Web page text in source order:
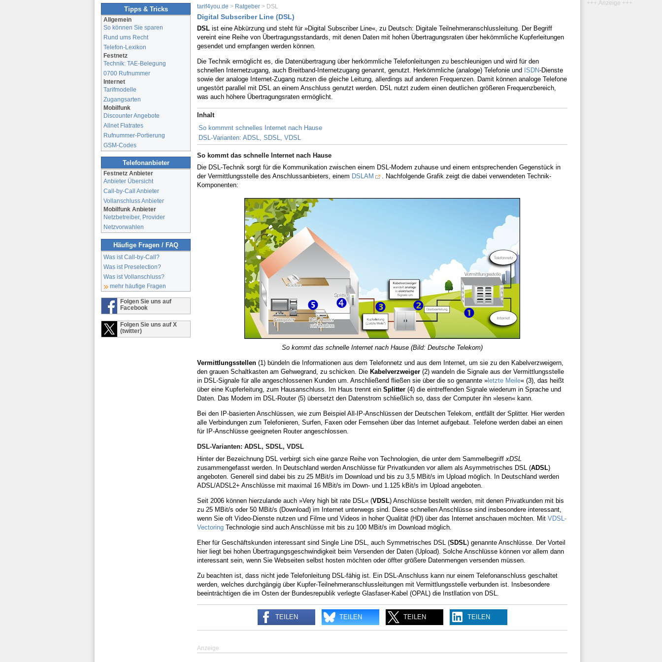
Tipps & Tricks
Allgemein
So können Sie sparen
Rund ums Recht
Telefon-Lexikon
Festnetz
Technik: TAE-Belegung
0700 Rufnummer
Internet
Tarifmodelle
Zugangsarten
Mobilfunk
Discounter Angebote
Allnet Flatrates
Rufnummer-Portierung
GSM-Codes
Telefonanbieter
Festnetz Anbieter
Anbieter Übersicht
Call-by-Call Anbieter
Vollanschluss Anbieter
Mobilfunk Anbieter
Netzbetreiber, Provider
Netzvorwahlen
Häufige Fragen / FAQ
Was ist Call-by-Call?
Was ist Preselection?
Was ist Vollanschluss?
mehr häufige Fragen
Folgen Sie uns auf
Facebook
Folgen Sie uns auf X
(twitter)
tarif4you.de > Ratgeber > DSL
Digital Subscriber Line (DSL)
DSL ist eine Abkürzung und steht für »Digital Subscriber Line«, zu Deutsch: Digitale Teilnehmer­anschlussleitung. Der Begriff
vereint eine Reihe von Übertragungsstandards, mit denen Daten mit hohen Übertragungsraten über hekömmliche Kupferleitungen
gesendet und empfangen werden können.
Die Technik ermöglicht es, die Datenübertragung über herkömmliche Telefonleitungen zu beschleunigen und wird für den
schnellen Internetzugang, auch Breitband-Internetzugang genannt, genutzt. Herkömmliche (analoge) Telefonie und ISDN-Dienste
sowie der analoge Internet-Zugang nutzen die gleiche Leitung, allerdings auf anderen Frequenzen. Damit können analoge Telefone
ungestört parallel mit DSL an einem Anschluss genutzt werden. DSL nutzt zudem einen deutlichen größeren Frequenzbereich,
was auch höhere Übertragungsraten ermöglicht.
Inhalt
So kommmt schnelles Internet nach Hause
DSL-Varianten: ADSL, SDSL, VDSL
So kommt das schnelle Internet nach Hause
Die DSL-Technik sorgt für die Kommunikation zwischen einem DSL-Modem zuhause und einem entsprechenden Gegenstück in
der Vermittlungsstelle des Anschlussanbieters, einem DSLAM
. Nachfolgende Grafik zeigt die dabei verwendeten Technik-
Komponenten:
So kommt das schnelle Internet nach Hause (Bild: Deutsche Telekom)
Vermittlungsstellen (1) bündeln die Informationen aus dem Telefonnetz und aus dem Internet, um sie zu den Kabelverzweigern,
den grauen Schaltkasten am Gehwegrand, zu schicken. Die Kabelverzweiger (2) wandeln die Signale aus der Vermittlungsstelle
in DSL-Signale für alle angeschlossenen Kunden um. Anschließend fließen sie über die so genannte » letzte Meile« (3), das heißt
über eine Kupferleitung, zum Hausanschluss. Im Haus trennt ein Splitter (4) die eintreffenden Signale wiederum in Sprache und
Daten. Das Modem im DSL-Router (5) übersetzt den Datenstrom schließlich so, dass der Computer ihn »lesen« kann.
Bei den IP-basierten Anschlüssen, wie zum Beispiel All-IP-Anschlüssen der Deutschen Telekom, entfällt der Splitter. Hier werden
alle Verbindungen zum Telefonieren, Surfen, Faxen oder Fernsehen über das Internet aufgebaut. Telefone werden dabei an einen
für IP-Anschlüsse geeigneten Router angeschlossen.
DSL-Varianten: ADSL, SDSL, VDSL
Hinter der Bezeichnung DSL verbirgt sich eine ganze Reihe von Technologien, die unter dem Sammel­begriff xDSL
zusammengefasst werden. In Deutschland werden Anschlüsse für Privatkunden vor allem als Asymmetrisches DSL (ADSL)
angeboten. Generell sind dabei bis zu 25 MBit/s im Download und bis zu 3,5 MBit/s im Upload möglich. In Deutschland werden
ADSL/ADSL2+ Anschlüsse mit maximal 16 MBit/s im Down- und 1.125 kBit/s im Upload angeboten.
Seit 2006 können hierzulande auch »Very high bit rate DSL« (VDSL) Anschlüsse bestellt werden, mit denen Privatkunden mit bis
zu 25 MBit/s oder 50 MBit/s (Download) im Internet unterwegs sind. Diese schnellen Anschlüsse sind insbesondere interessant,
wenn Sie oft Video-Dienste nutzen und Filme und Videos in hoher Qualität (HD) über das Internet anschauen möchten. Mit VDSL-
Vectoring Technologie sind auch Anschlüsse mit bis zu 100 MBit/s im Download möglich.
Eher für Geschäftskunden interessant sind Single Line DSL, auch Symmetrisches DSL (SDSL) genannte Anschlüsse. Der Vorteil
hier liegt bei hohen Übertragungsgeschwindigkeit beim Versenden der Daten (Upload). Solche Anschlüsse können vor allem dann
interessant sein, wenn Sie Webseiten selbst hosten möchten oder öffter größere Datenmengen versenden müssen.
Zu beachten ist, dass nicht jede Telefonleitung DSL-fähig ist. Ein DSL-Anschluss kann nur einem Telefonanschluss geschaltet
werden, welches durchgängig über Kupfer-Teilnehmeranschlussleitungen mit Vermittlungsstelle verbunden ist. Insbesondere
beeinträchtigen die im Osten der Bundesrepublik verlegte Glasfaser-Kabel (OPAL) die Instllation von DSL.
TEILEN TEILEN TEILEN TEILEN
Anzeige
+++ Anzeige +++